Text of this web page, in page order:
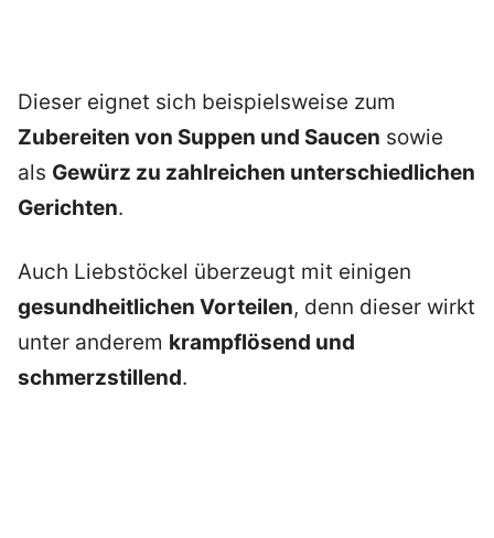
Dieser eignet sich beispielsweise zum
Zubereiten von Suppen und Saucen sowie
als Gewürz zu zahlreichen unterschiedlichen
Gerichten.
Auch Liebstöckel überzeugt mit einigen
gesundheitlichen Vorteilen, denn dieser wirkt
unter anderem krampflösend und
schmerzstillend.